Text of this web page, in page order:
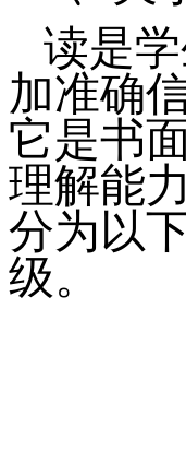
读是
加准确
它是书
理解能
分为以
级。